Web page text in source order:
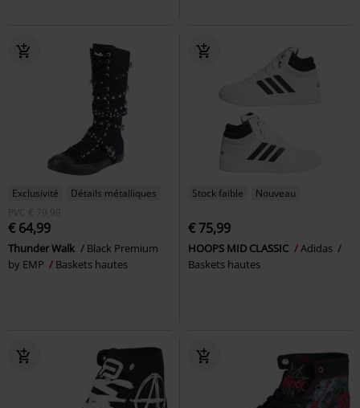
Exclusivité
Détails métalliques
PVC € 79,99
€ 64,99
Thunder Walk
Black Premium
by EMP
Baskets hautes
Stock faible Nouveau
€ 75,99
HOOPS MID CLASSIC
Adidas
Baskets hautes